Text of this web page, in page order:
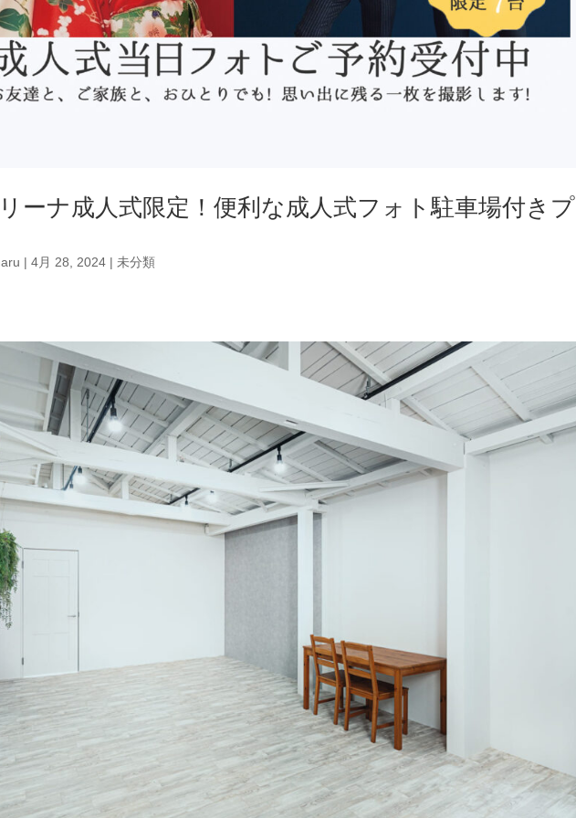
ーナ成人式限定！便利な成人式フォト駐車場付きプ
|4月 28, 2024 | 未分類